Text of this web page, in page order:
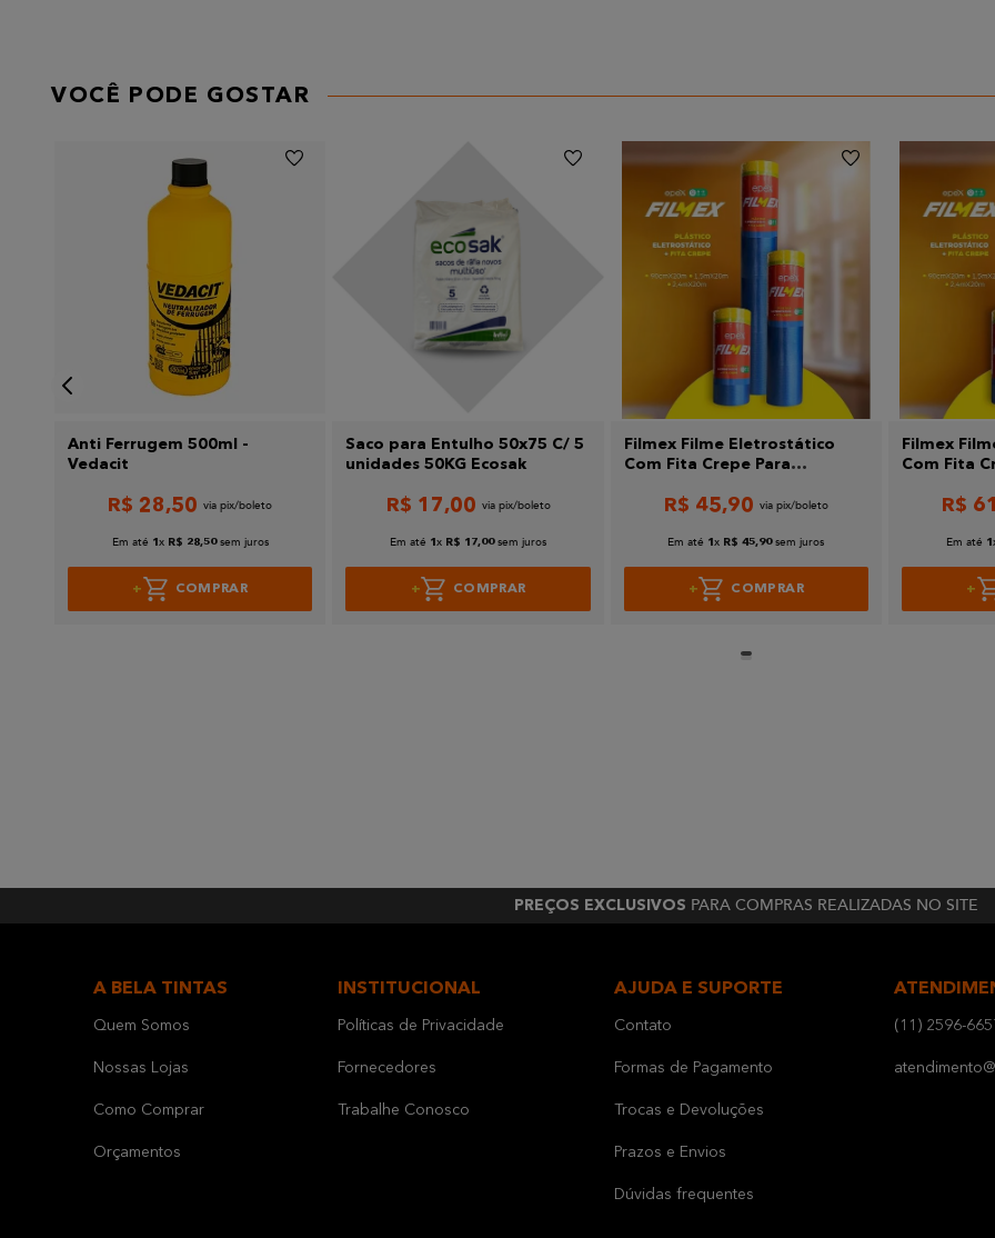
Endereço de email
Escreva uma avaliação
Enviar avaliação
VOCÊ PODE GOSTAR
Anti Ferrugem 500ml -
Vedacit
R$ 28,50
Em até 1 x R$ 28,50 sem juros
COMPRAR
Saco para Entulho 50x75 C/ 5
unidades 50KG Ecosak
R$ 17,00
Em até 1x R$ 17,00 sem juros
COMPRAR
Filmex Filme Eletrostático
Com Fita Crepe Para
R$ 45,90
Em até 1x R$ 45,90 sem juros
COMPRAR
Filmex
Com Fita
R$
Em até 1
PREÇOS EXCLUSIVOS PARA COMPRAS REALIZADAS NO SITE
A BELA TINTAS
Quem Somos
Nossas Lojas
Como Comprar
Orçamentos
INSTITUCIONAL
Políticas de Privacidade
Fornecedores
Trabalhe Conosco
AJUDA E SUPORTE
Contato
Formas de Pagamento
Trocas e Devoluções
Prazos e Envios
Dúvidas frequentes
(11) 2596-